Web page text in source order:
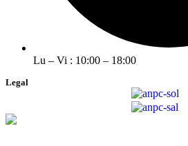
Lu – Vi : 10:00 – 18:00
Legal